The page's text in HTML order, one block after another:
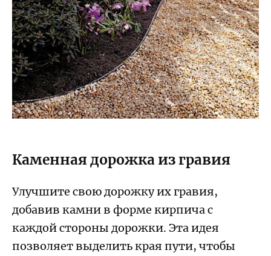
Каменная дорожка из гравия
Улучшите свою дорожку их гравия,
добавив камни в форме кирпича с
каждой стороны дорожки. Эта идея
позволяет выделить края пути, чтобы